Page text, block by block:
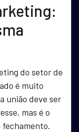
do setor de
é muito
união deve ser
mas é o
fechamento.